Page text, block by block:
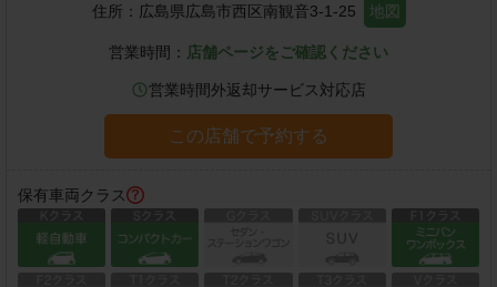
住所： 広島県広島市西区南観音3-1-25 地図
営業時間： 店舗ページをご確認ください
営業時間外返却サービス対応店
この店舗で予約する
保有車両クラス